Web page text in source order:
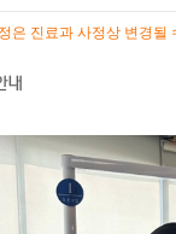
은 진료과 사정상 변경될